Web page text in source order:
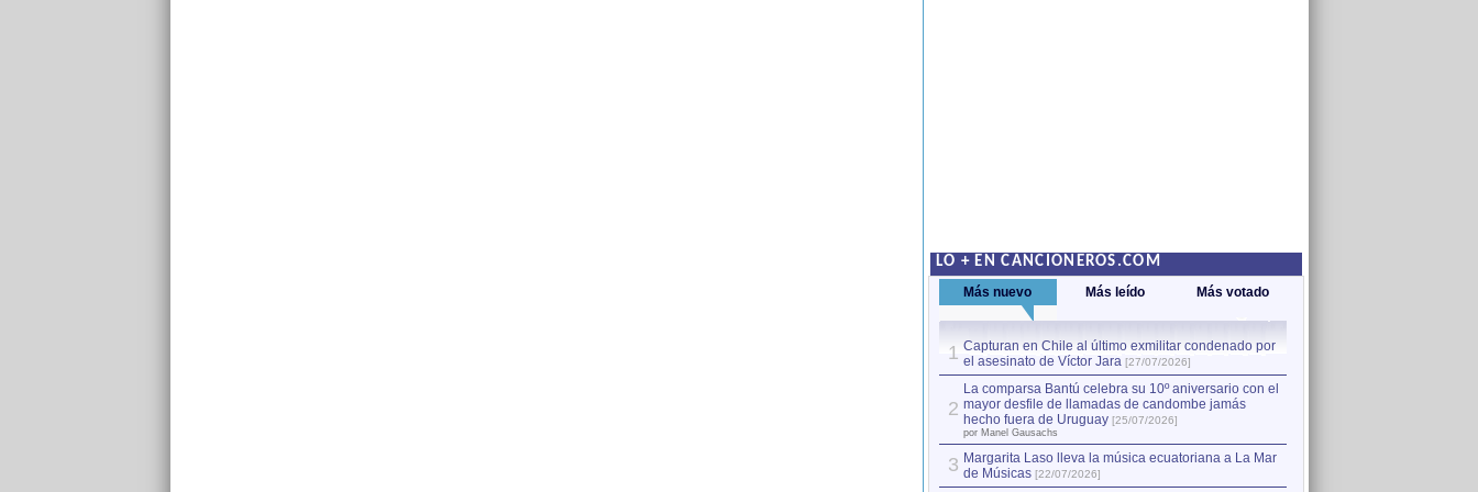
LO + EN CANCIONEROS.COM
Más nuevo Más leído Más votado
1 Capturan en Chile al último exmilitar condenado por
el asesinato de Víctor Jara [27/07/2026]
2
La comparsa Bantú celebra su 10º aniversario con el
mayor desfile de llamadas de candombe jamás
hecho fuera de Uruguay [25/07/2026]
por Manel Gausachs
3 Margarita Laso lleva la música ecuatoriana a La Mar
de Músicas [22/07/2026]